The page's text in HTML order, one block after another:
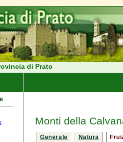
di Prato
Monti della
Generale Natura